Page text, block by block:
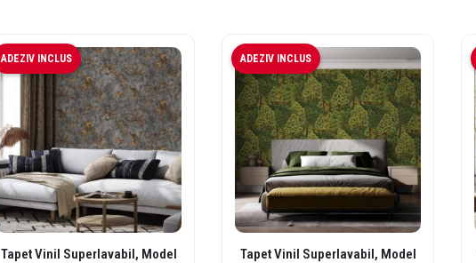
ADEZIV INCLUS
Tapet Vinil Superlavabil, Model
ADEZIV INCLUS
Tapet Vinil Superlavabil, Model